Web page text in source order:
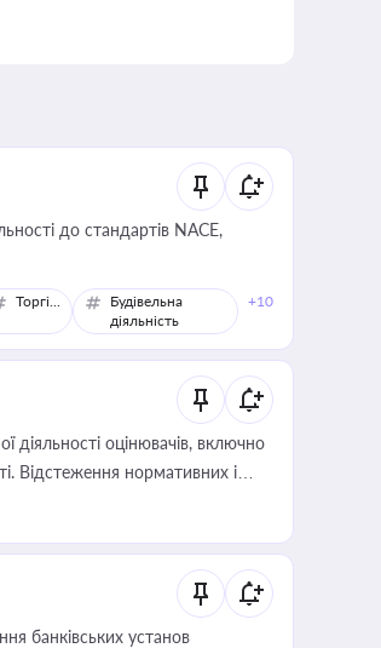
до стандартів NACE,
Торгівля
Будівельна
діяльність
+10
діяльності оцінювачів, включно
Відстеження нормативних і
час оподаткування,
діяльності
банківських установ